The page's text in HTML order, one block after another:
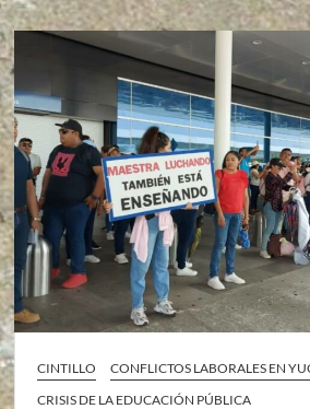
CINTILLO
CONFLICTOS LABORALES EN
CRISIS DE LA EDUCACIÓN PÚBLICA